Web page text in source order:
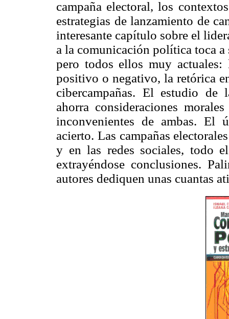
campaña electoral, los
estrategias de lanzamiento de
interesante capítulo sobre el
a la comunicación política toca
pero todos ellos muy actuales:
positivo o negativo, la retórica
cibercampañas. El estudio de
ahorra consideraciones
inconvenientes de ambas. El
acierto. Las campañas
y en las redes sociales, todo
extrayéndose conclusiones.
autores dediquen unas cuantas